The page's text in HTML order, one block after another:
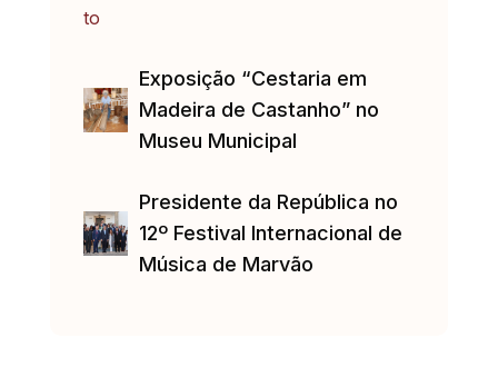
Exposição “Cestaria em
Madeira de Castanho” no
Museu Municipal
Presidente da República no
12º Festival Internacional de
Música de Marvão